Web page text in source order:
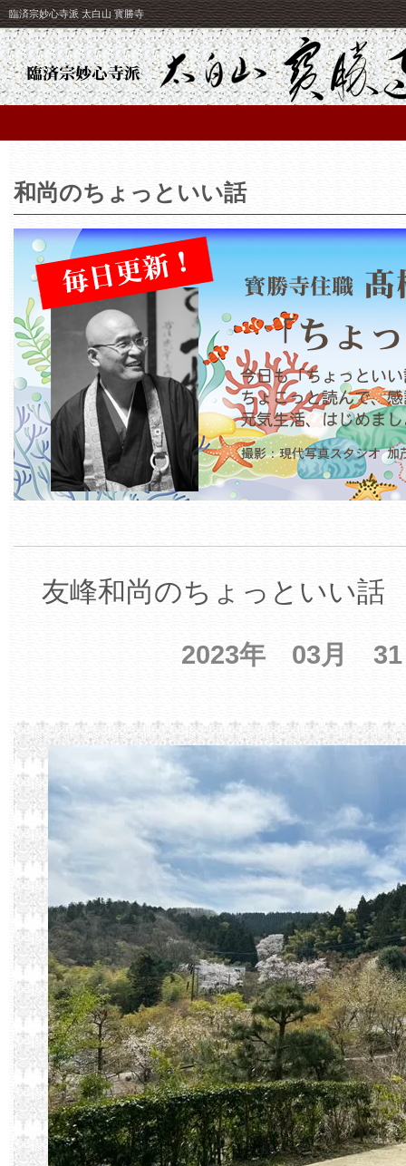
臨済宗妙心寺派 太白山 寳勝寺
和尚のちょっといい話
友峰和尚のちょっといい話
2023年 03月